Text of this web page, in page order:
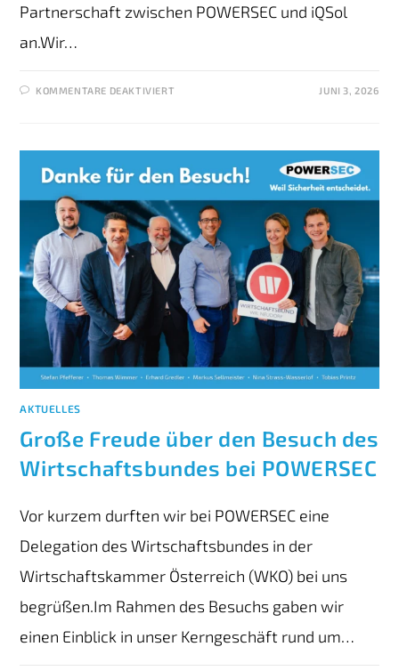
Partnerschaft zwischen POWERSEC und iQSol
an.Wir…
KOMMENTARE DEAKTIVIERT JUNI 3, 2026
AKTUELLES
Große Freude über den Besuch des
Wirtschaftsbundes bei POWERSEC
Vor kurzem durften wir bei POWERSEC eine
Delegation des Wirtschaftsbundes in der
Wirtschaftskammer Österreich (WKO) bei uns
begrüßen.Im Rahmen des Besuchs gaben wir
einen Einblick in unser Kerngeschäft rund um…